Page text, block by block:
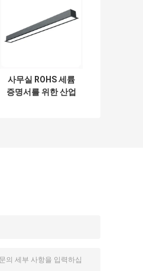
사무실 ROHS 세륨
증명서를 위한 산업